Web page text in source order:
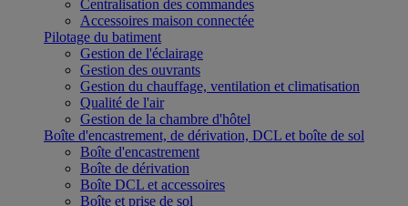
Centralisation des commandes
Accessoires maison connectée
Pilotage du batiment
Gestion de l'éclairage
Gestion des ouvrants
Gestion du chauffage, ventilation et climatisation
Qualité de l'air
Gestion de la chambre d'hôtel
Boîte d'encastrement, de dérivation, DCL et boîte de sol
Boîte d'encastrement
Boîte de dérivation
Boîte DCL et accessoires
Boîte et prise de sol